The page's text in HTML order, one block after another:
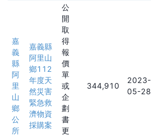
嘉
義
縣
阿
里
山
鄉
公
所
嘉義縣
阿里山
鄉112
年度天
然災害
緊急救
濟物資
採購案
公
開
取
得
報
價
單
或
企
劃
書
更
344,910
2023-
05-28